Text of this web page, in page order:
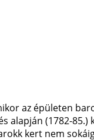
az épületen
alapján (1782-
kert nem